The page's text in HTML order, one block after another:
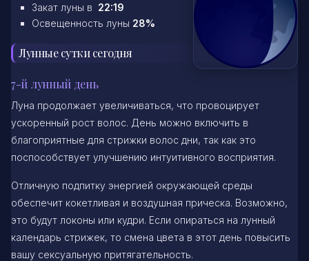
Закат луны в 22:19
Освещенность луны 28%
Лунные сутки сегодня
7-й лунный день
Луна продолжает увеличиваться, что провоцирует
ускоренный рост волос. День можно включить в
благоприятные для стрижки волос дни, так как это
поспособствует улучшению интуитивного восприятия.
Отличную подпитку энергией окружающей среды
обеспечит кокетливая и воздушная прическа. Возможно,
это будут локоны или кудри. Если опираться на лунный
календарь стрижек, то смена цвета в этот день повысить
вашу сексуальную притягательность.